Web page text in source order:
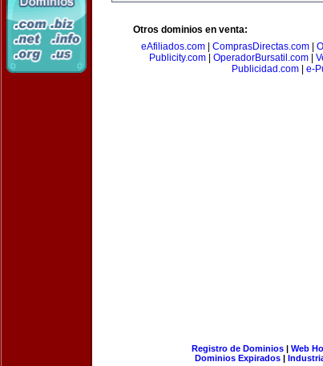
Otros dominios en venta:
eAfiliados.com| ComprasDirectas.com|
Publicity.com
OperadorBursatil.com
Publicidad.com| e-
Registro de Dominios| Web
Dominios Expirados |